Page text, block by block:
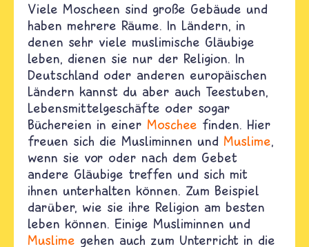
Viele Moscheen sind große Gebäude und
haben mehrere Räume. In Ländern, in
denen sehr viele muslimische Gläubige
leben, dienen sie nur der Religion. In
Deutschland oder anderen europäischen
Ländern kannst du aber auch Teestuben,
Lebensmittelgeschäfte oder sogar
Büchereien in einer Moschee finden. Hier
freuen sich die Musliminnen und Muslime,
wenn sie vor oder nach dem Gebet
andere Gläubige treffen und sich mit
ihnen unterhalten können. Zum Beispiel
darüber, wie sie ihre Religion am besten
leben können. Einige Musliminnen und
Muslime gehen auch zum Unterricht in die